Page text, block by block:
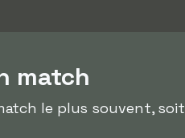
match
le plus souvent, soit